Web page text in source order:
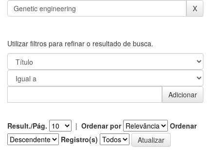
Utilizar filtros para refinar o resultado de busca.
Result./Pág. | Ordenar por
Ordenar
Registro(s)